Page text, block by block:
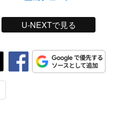
U-NEXTで見る